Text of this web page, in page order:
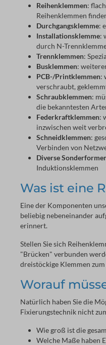
Reihenklemmen:
Reihenklemmen
Durchgangsklemme:
Installationsklemme:
durch N-
Trennklemmen:
Busklemmen:
PCB-/Printklemmen:
verschraubt,
Schraubklemmen:
die bekanntesten
Federkraftklemmen:
inzwischen weit
Schneidklemmen:
Verbinden von
Diverse
Induktionsklemmen
Was ist eine
Eine der Komponenten
beliebig nebeneinander
erinnert.
Stellen Sie sich
"Brücken" verbunden
dreistöckige Klemmen
Worauf
Natürlich haben Sie die
Fixierungstechnik nicht
Wie groß ist die
Welche Maße haben